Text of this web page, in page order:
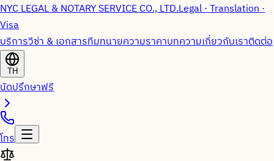
NYC LEGAL & NOTARY SERVICE CO., LTD.Legal · Translation ·
Visa
บริการวีซ่า & เอกสารทีมทนายความราคาบทความเกี่ยวกับเราติดต่อ
TH
นัดปรึกษาฟรี
โทร